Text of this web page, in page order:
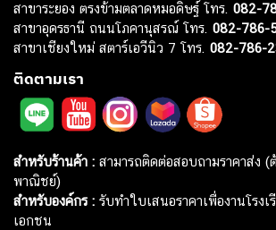
สาขาระยอง ตรงข้ามตลาดหมอดิษฐ์ โทร. 082-
สาขาอุดรธานี ถนนโภคานุสรณ์ โทร. 082-786-
สาขาเชียงใหม่ สตาร์เอวีนิว 7 โทร. 082-786-
ติดตามเรา
สำหรับร้านค้า : สามารถติดต่อสอบถามราคาส่ง (
พาณิชย์)
สำหรับองค์กร : รับทำใบเสนอราคาเพื่องานโรงเ
เอกชน